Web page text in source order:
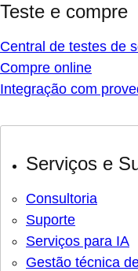
Teste e compre
Central de testes de
Compre online
Integração com
Serviços e
Consultoria
Suporte
Serviços para IA
Gestão técnica